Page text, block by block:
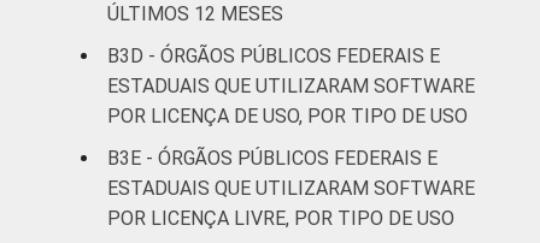
ÚLTIMOS 12 MESES
B3D - ÓRGÃOS PÚBLICOS FEDERAIS E
ESTADUAIS QUE UTILIZARAM SOFTWARE
POR LICENÇA DE USO, POR TIPO DE USO
B3E - ÓRGÃOS PÚBLICOS FEDERAIS E
ESTADUAIS QUE UTILIZARAM SOFTWARE
POR LICENÇA LIVRE, POR TIPO DE USO